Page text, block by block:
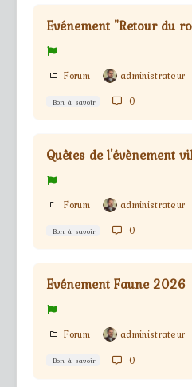
Evénement "Retour du
Forum administrateur
Bon à savoir 0
Quêtes de l'évènement
Forum administrateur
Bon à savoir 0
Evénement Faune 2026
Forum administrateur
Bon à savoir 0